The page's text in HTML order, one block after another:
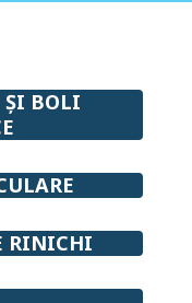
BOLI
RINICHI